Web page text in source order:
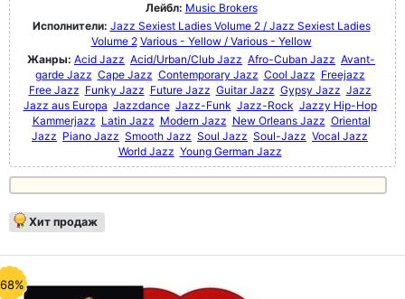
Лейбл: Music Brokers
Исполнители: Jazz Sexiest Ladies Volume 2 / Jazz Sexiest Ladies
Volume 2 Various - Yellow / Various - Yellow
Жанры: Acid Jazz Acid/Urban/Club Jazz Afro-Cuban Jazz Avant-
garde Jazz Cape Jazz Contemporary Jazz Cool Jazz Freejazz
Free Jazz Funky Jazz Future Jazz Guitar Jazz Gypsy Jazz Jazz
Jazz aus Europa Jazzdance Jazz-Funk Jazz-Rock Jazzy Hip-Hop
Kammerjazz Latin Jazz Modern Jazz New Orleans Jazz Oriental
Jazz Piano Jazz Smooth Jazz Soul Jazz Soul-Jazz Vocal Jazz
World Jazz Young German Jazz
Хит продаж